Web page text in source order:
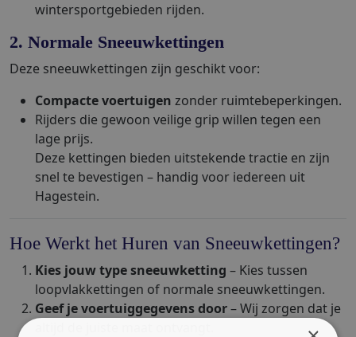
wintersportgebieden rijden.
2. Normale Sneeuwkettingen
Deze sneeuwkettingen zijn geschikt voor:
Compacte voertuigen zonder ruimtebeperkingen.
Rijders die gewoon veilige grip willen tegen een
lage prijs.
Deze kettingen bieden uitstekende tractie en zijn
snel te bevestigen – handig voor iedereen uit
Hagestein.
Hoe Werkt het Huren van Sneeuwkettingen?
Kies jouw type sneeuwketting – Kies tussen
loopvlakkettingen of normale sneeuwkettingen.
Geef je voertuiggegevens door– Wij zorgen dat je